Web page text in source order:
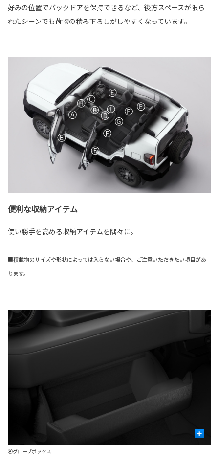
好みの位置でバックドアを保持できるなど、後方スペースが限ら
れたシーンでも荷物の積み下ろしがしやすくなっています。
便利な収納アイテム
使い勝手を高める収納アイテムを隅々に。
■積載物のサイズや形状によっては入らない場合や、ご注意いただきたい項目があ
ります。
+
Ⓐグローブボックス